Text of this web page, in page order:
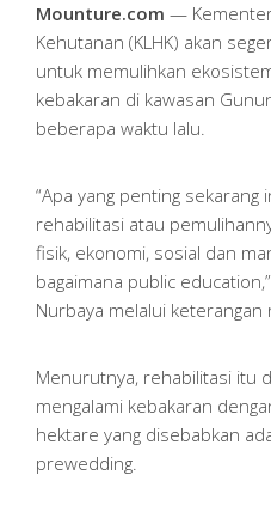
Mounture.com —
Kehutanan (KLHK) akan
untuk memulihkan
kebakaran di kawasan
beberapa waktu lalu.
“Apa yang penting
rehabilitasi atau
fisik, ekonomi, sosial dan
bagaimana public
Nurbaya melalui keterangan
Menurutnya, rehabilitasi itu
mengalami kebakaran
hektare yang disebabkan
prewedding.